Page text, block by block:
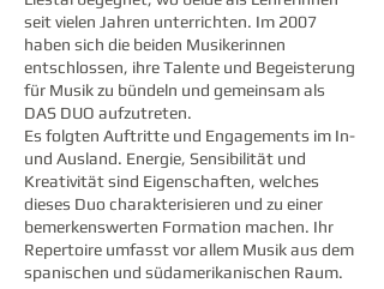
seit vielen Jahren unterrichten. Im 2007
haben sich die beiden Musikerinnen
entschlossen, ihre Talente und Begeisterung
für Musik zu bündeln und gemeinsam als
DAS DUO aufzutreten.
Es folgten Auftritte und Engagements im In-
und Ausland. Energie, Sensibilität und
Kreativität sind Eigenschaften, welches
dieses Duo charakterisieren und zu einer
bemerkenswerten Formation machen. Ihr
Repertoire umfasst vor allem Musik aus dem
spanischen und südamerikanischen Raum.